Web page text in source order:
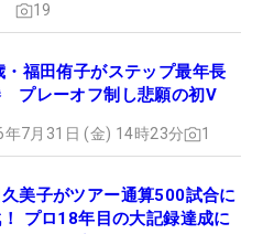
19
・福田侑子がステップ最年長
プレーオフ制し悲願の初V
年7月31日 (金) 14時23分 1
美子がツアー通算500試合に
プロ18年目の大記録達成に